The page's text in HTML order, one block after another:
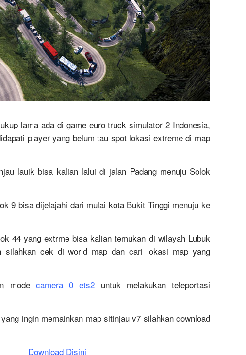
lama ada di game euro truck simulator 2 Indonesia,
player yang belum tau spot lokasi extreme di map
lauik bisa kalian lalui di jalan Padang menuju Solok
9 bisa dijelajahi dari mulai kota Bukit Tinggi menuju ke
44 yang extrme bisa kalian temukan di wilayah Lubuk
silahkan cek di world map dan cari lokasi map yang
mode camera 0 ets2 untuk melakukan teleportasi
ingin memainkan map sitinjau v7 silahkan download
Download Disini